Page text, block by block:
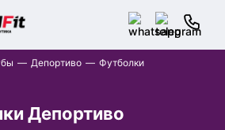
Депортиво Футболки
Депортиво